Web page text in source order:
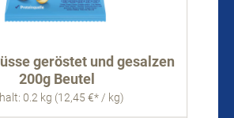
geröstet und gesalzen
200g Beutel
Inhalt: 0.2 kg (12,45 €* / kg)